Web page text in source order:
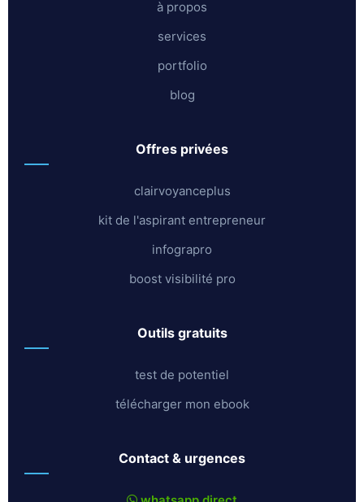
à propos
services
portfolio
blog
offres privées
clairvoyanceplus
kit de l'aspirant entrepreneur
infograpro
boost visibilité pro
outils gratuits
test de potentiel
télécharger mon ebook
contact & urgences